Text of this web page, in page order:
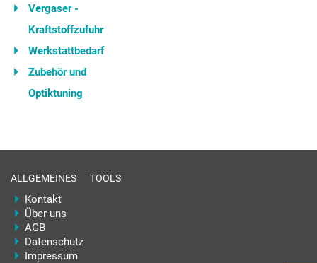
Vergaser -
Kraftstoffzufuhr
Werkstattbedarf
Zubehör und
Optiktuning
ALLGEMEINES
Kontakt
Über uns
AGB
Datenschutz
Impressum
TOOLS